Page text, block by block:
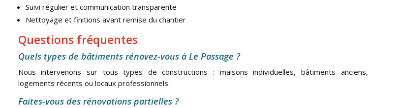
Suivi régulier et communication transparente
Nettoyage et finitions avant remise du chantier
Questions fréquentes
Quels types de bâtiments rénovez-vous à Le Passage ?
Nous intervenons sur tous types de constructions : maisons individuelles, bâtiments anciens,
logements récents ou locaux professionnels.
Faites-vous des rénovations partielles ?